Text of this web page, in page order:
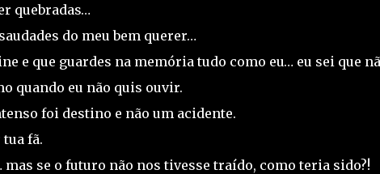
quebradas…
do meu bem querer…
e que guardes na memória tudo como eu… eu sei que
quando eu não quis ouvir.
foi destino e não um acidente.
fã.
se o futuro não nos tivesse traído, como teria sido?!